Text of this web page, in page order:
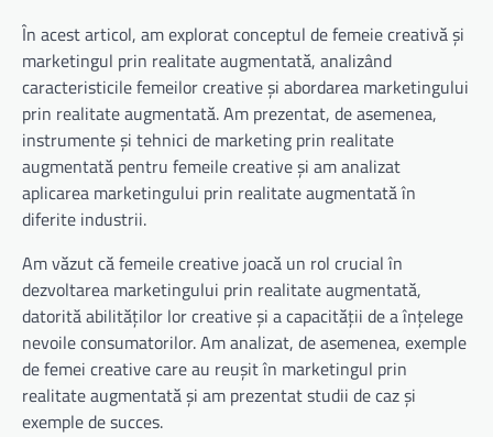
În acest articol, am explorat conceptul de femeie creativă și
marketingul prin realitate augmentată, analizând
caracteristicile femeilor creative și abordarea marketingului
prin realitate augmentată. Am prezentat, de asemenea,
instrumente și tehnici de marketing prin realitate
augmentată pentru femeile creative și am analizat
aplicarea marketingului prin realitate augmentată în
diferite industrii.
Am văzut că femeile creative joacă un rol crucial în
dezvoltarea marketingului prin realitate augmentată,
datorită abilităților lor creative și a capacității de a înțelege
nevoile consumatorilor. Am analizat, de asemenea, exemple
de femei creative care au reușit în marketingul prin
realitate augmentată și am prezentat studii de caz și
exemple de succes.